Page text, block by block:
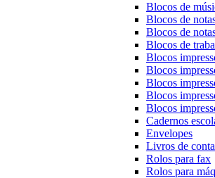
Blocos de
Blocos de
Blocos de
Blocos de
Blocos
Blocos
Blocos
Blocos
Blocos
Cadernos
Envelopes
Livros de
Rolos para fax
Rolos para